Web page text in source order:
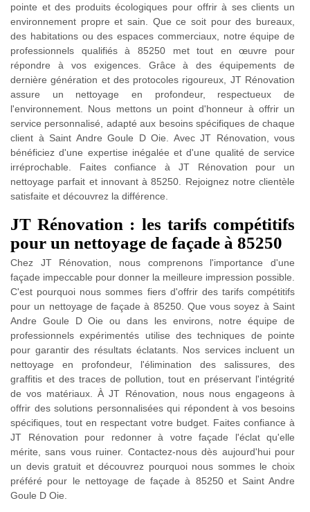
pointe et des produits écologiques pour offrir à ses clients un
environnement propre et sain. Que ce soit pour des bureaux,
des habitations ou des espaces commerciaux, notre équipe de
professionnels qualifiés à 85250 met tout en œuvre pour
répondre à vos exigences. Grâce à des équipements de
dernière génération et des protocoles rigoureux, JT Rénovation
assure un nettoyage en profondeur, respectueux de
l'environnement. Nous mettons un point d'honneur à offrir un
service personnalisé, adapté aux besoins spécifiques de chaque
client à Saint Andre Goule D Oie. Avec JT Rénovation, vous
bénéficiez d'une expertise inégalée et d'une qualité de service
irréprochable. Faites confiance à JT Rénovation pour un
nettoyage parfait et innovant à 85250. Rejoignez notre clientèle
satisfaite et découvrez la différence.
JT Rénovation : les tarifs compétitifs
pour un nettoyage de façade à 85250
Chez JT Rénovation, nous comprenons l'importance d'une
façade impeccable pour donner la meilleure impression possible.
C'est pourquoi nous sommes fiers d'offrir des tarifs compétitifs
pour un nettoyage de façade à 85250. Que vous soyez à Saint
Andre Goule D Oie ou dans les environs, notre équipe de
professionnels expérimentés utilise des techniques de pointe
pour garantir des résultats éclatants. Nos services incluent un
nettoyage en profondeur, l'élimination des salissures, des
graffitis et des traces de pollution, tout en préservant l'intégrité
de vos matériaux. À JT Rénovation, nous nous engageons à
offrir des solutions personnalisées qui répondent à vos besoins
spécifiques, tout en respectant votre budget. Faites confiance à
JT Rénovation pour redonner à votre façade l'éclat qu'elle
mérite, sans vous ruiner. Contactez-nous dès aujourd'hui pour
un devis gratuit et découvrez pourquoi nous sommes le choix
préféré pour le nettoyage de façade à 85250 et Saint Andre
Goule D Oie.